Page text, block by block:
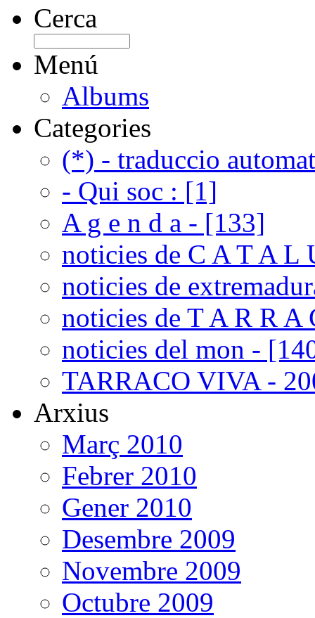
Cerca
Menú
Albums
Categories
(*) - traduccio
- Qui soc : [1]
A g e n d a - [133]
noticies de C A T A L
noticies de
noticies de T A R R A
noticies del mon -
TARRACO VIVA -
Arxius
Març 2010
Febrer 2010
Gener 2010
Desembre 2009
Novembre 2009
Octubre 2009